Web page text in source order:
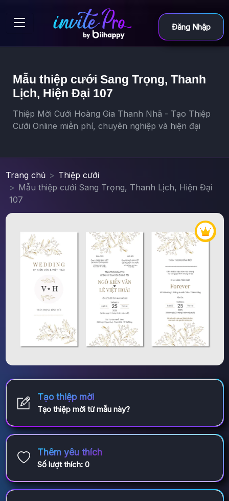
Đăng Nhập
Mẫu thiệp cưới Sang Trọng, Thanh
Lịch, Hiện Đại 107
Thiệp Mời Cưới Hoàng Gia Thanh Nhã - Tạo Thiệp
Cưới Online miễn phí, chuyên nghiệp và hiện đại
Trang chủ
Thiệp cưới
Mẫu thiệp cưới Sang Trọng, Thanh Lịch, Hiện Đại
107
Tạo thiệp mời
Tạo thiệp mời từ mẫu này?
Thêm yêu thích
Số lượt thích: 0